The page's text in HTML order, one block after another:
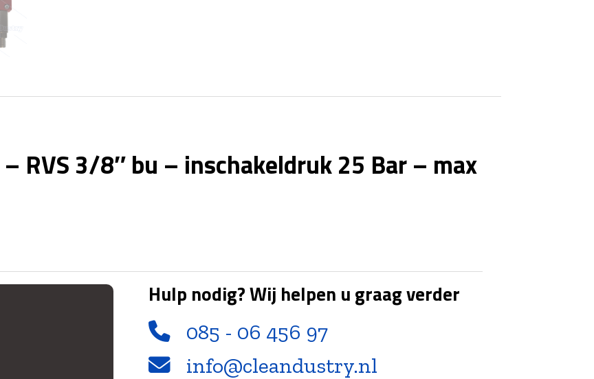
(rood)
RVS 3/8″ bu – inschakeldruk 25 Bar – max
Hulp nodig? Wij helpen u graag verder
085 - 06 456 97
info@cleandustry.nl